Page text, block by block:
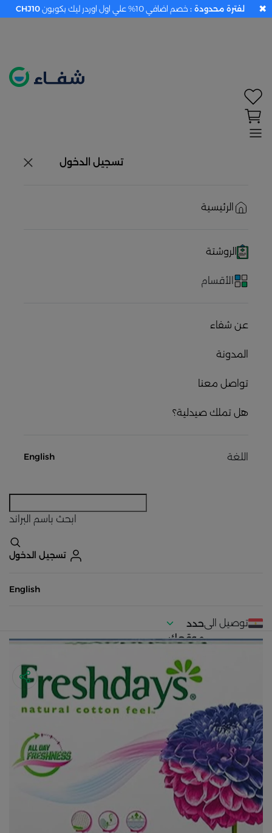
تسجيل الدخول
الرئيسية
الروشتة
الأقسام
عن شفاء
المدونة
تواصل معنا
هل تملك صيدلية؟
اللغة English
ابحث باسم البراند
تسجيل الدخول
English
توصيل الىحدد
موقعك
لفترة محدودة : خصم اضافي 10% علي اول اوردر ليك بكوبون CHJ10 ✖